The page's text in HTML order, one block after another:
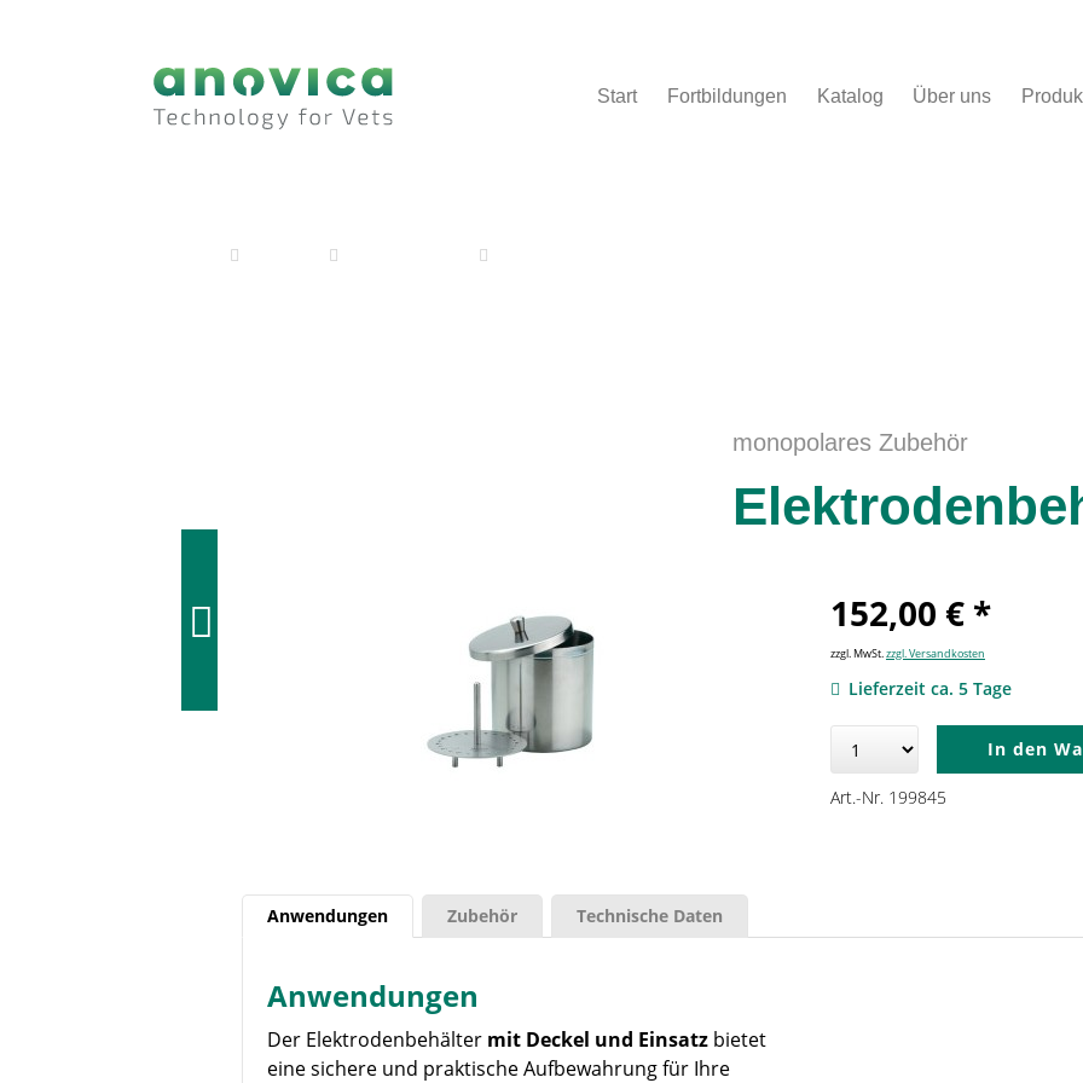
Start Fortbildungen Katalog Über uns
monopolares Zubehör
152,00 € *
zzgl. MwSt.zzgl. Versandkosten
Lieferzeit ca. 5 Tage
In den
Art.-Nr. 199845
Anwendungen Zubehör Technische Daten
Anwendungen
Der Elektrodenbehälter mit Deckel und Einsatzbietet
eine sichere und praktische Aufbewahrung für Ihre